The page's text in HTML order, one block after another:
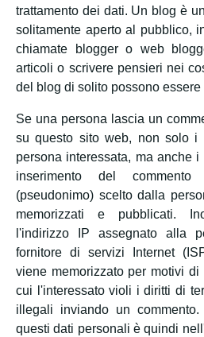
trattamento dei dati. Un blog è
solitamente aperto al pubblico,
chiamate blogger o web
articoli o scrivere pensieri nei
del blog di solito possono essere
Se una persona lascia un
su questo sito web, non solo i
persona interessata, ma anche
inserimento del
(pseudonimo) scelto dalla
memorizzati e pubblicati.
l'indirizzo IP assegnato alla
fornitore di servizi Internet
viene memorizzato per motivi
cui l'interessato violi i diritti di
illegali inviando un
questi dati personali è quindi